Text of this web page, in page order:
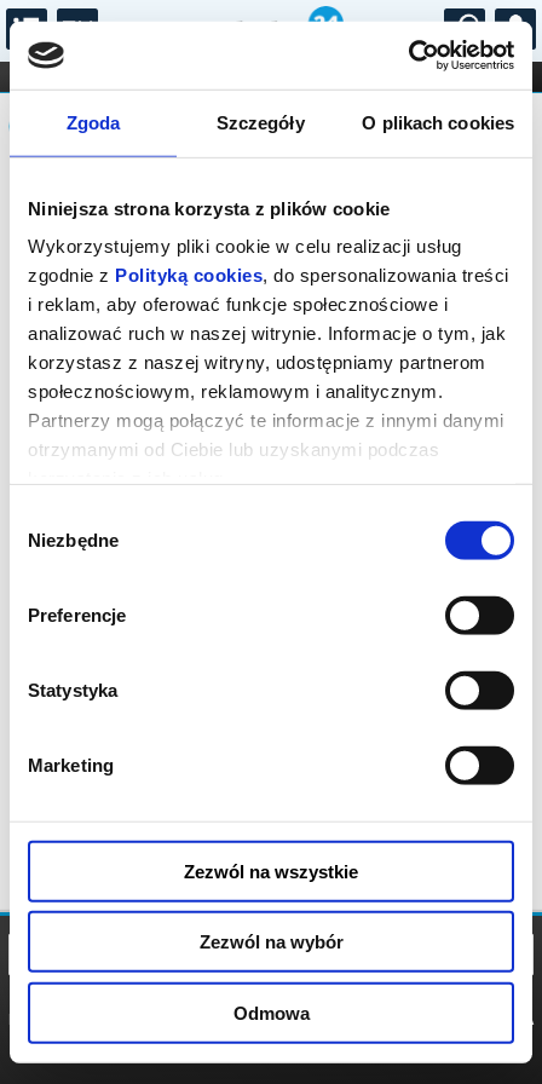
Zgoda Szczegóły O plikach cookies
Niniejsza strona korzysta z plików cookie
Wykorzystujemy pliki cookie w celu realizacji usług
zgodnie z Polityką cookies, do spersonalizowania treści
i reklam, aby oferować funkcje społecznościowe i
analizować ruch w naszej witrynie. Informacje o tym, jak
korzystasz z naszej witryny, udostępniamy partnerom
społecznościowym, reklamowym i analitycznym.
Partnerzy mogą połączyć te informacje z innymi danymi
otrzymanymi od Ciebie lub uzyskanymi podczas
zgody
Niezbędne
Preferencje
Statystyka
Marketing
Zezwól na wszystkie
Zezwól na wybór
Odmowa
...
FILHARMONIA OPERA I BALET
STAND-UP
DLA DZIECI
Komunikat
Sprzedaż biletów on-line na wydarzenie
została zakończona.
POLITYKA
POLITYKA